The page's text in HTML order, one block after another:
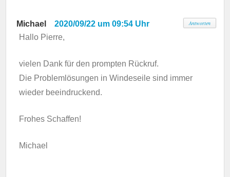
Michael
2020/09/22 um 09:54 Uhr
Hallo Pierre,
vielen Dank für den prompten Rückruf.
Die Problemlösungen in Windeseile sind immer
wieder beeindruckend.
Frohes Schaffen!
Michael
Antworten